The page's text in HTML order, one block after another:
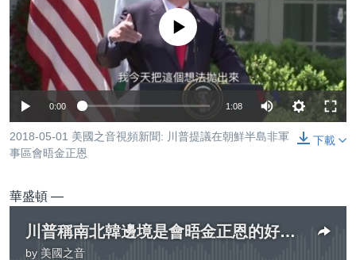
跳
轉
到
檢
美國
中國
國際
經貿
視頻
每日視頻新聞
美國專訊
視頻存檔
音頻
新聞音頻
海外港人
國語
關注我們
No media source currently available
0:00 1:08
下載
2018-05-01 美國之音視頻新聞: 川普提議在朝鮮半島非軍
事區會晤金正恩
華盛頓 —
川普稱南北韓邊境是會晤金正恩的好地點
by 美國之音